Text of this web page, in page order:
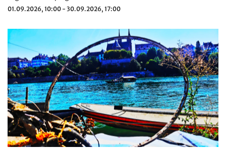
01.09.2026, 10:00 - 30.09.2026, 17:00